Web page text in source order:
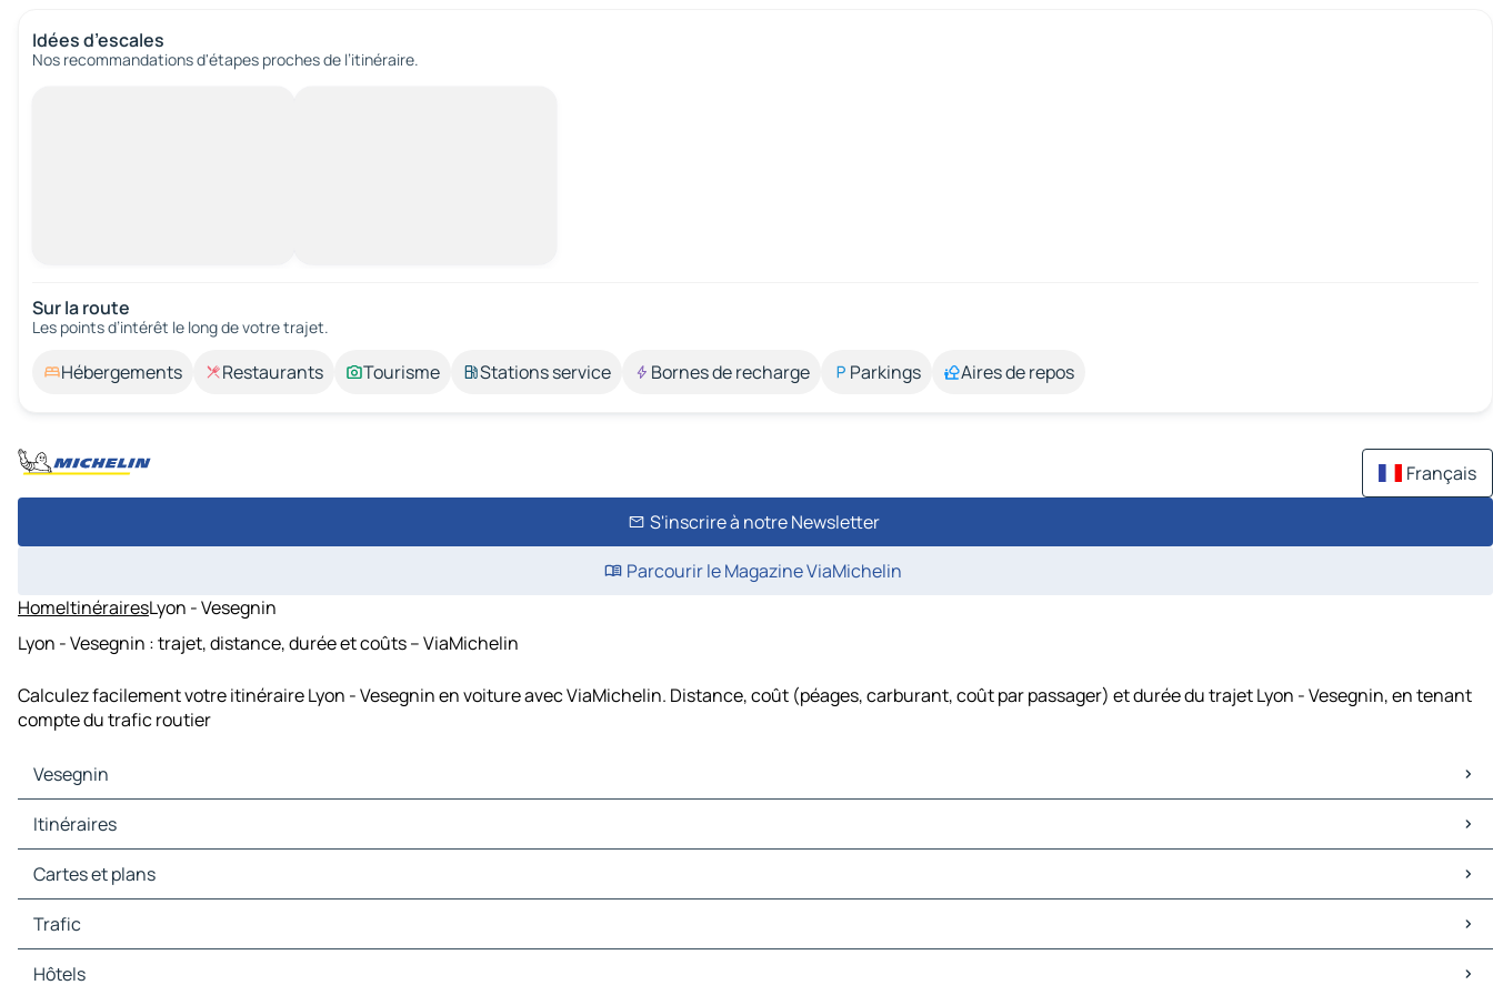
Idées d’escales
Nos recommandations d'étapes proches de l’itinéraire.
Sur la route
Les points d’intérêt le long de votre trajet.
Hébergements Restaurants Tourisme Stations service Bornes de recharge Parkings Aires de repos
Français
S'inscrire à notre Newsletter
Parcourir le Magazine ViaMichelin
HomeItinérairesLyon - Vesegnin
Lyon - Vesegnin : trajet, distance, durée et coûts – ViaMichelin
Calculez facilement votre itinéraire Lyon - Vesegnin en voiture avec ViaMichelin. Distance, coût (péages, carburant, coût par passager) et durée du trajet Lyon - Vesegnin, en tenant
compte du trafic routier
Vesegnin
Vesegnin Cartes et plans
Vesegnin Trafic
Vesegnin Hôtels
Vesegnin Restaurants
Vesegnin Stations-service
Itinéraires
Itinéraires Vesegnin - Genève
Itinéraires Vesegnin - Mijoux
Itinéraires Vesegnin - La Pesse
Itinéraires Vesegnin - Gingins
Itinéraires Vesegnin - Nyon
Itinéraires Vesegnin - Meyrin
Cartes et plans
Cartes et plans Genève
Cartes et plans Mijoux
Cartes et plans La Pesse
Cartes et plans Gingins
Trafic
Trafic Genève
Trafic Mijoux
Hôtels